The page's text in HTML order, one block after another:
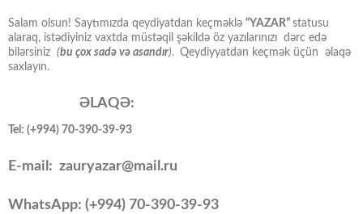
Salam olsun! Saytımızda qeydiyatdan keçməklə “YAZAR” statusu
alaraq, istədiyiniz vaxtda müstəqil şəkildə öz yazılarınızı dərc edə
bilərsiniz (bu çox sadə və asandır). Qeydiyyatdan keçmək üçün əlaqə
saxlayın.
ƏLAQƏ:
Tel: (+994) 70-390-39-93
E-mail: zauryazar@mail.ru
WhatsApp: (+994) 70-390-39-93